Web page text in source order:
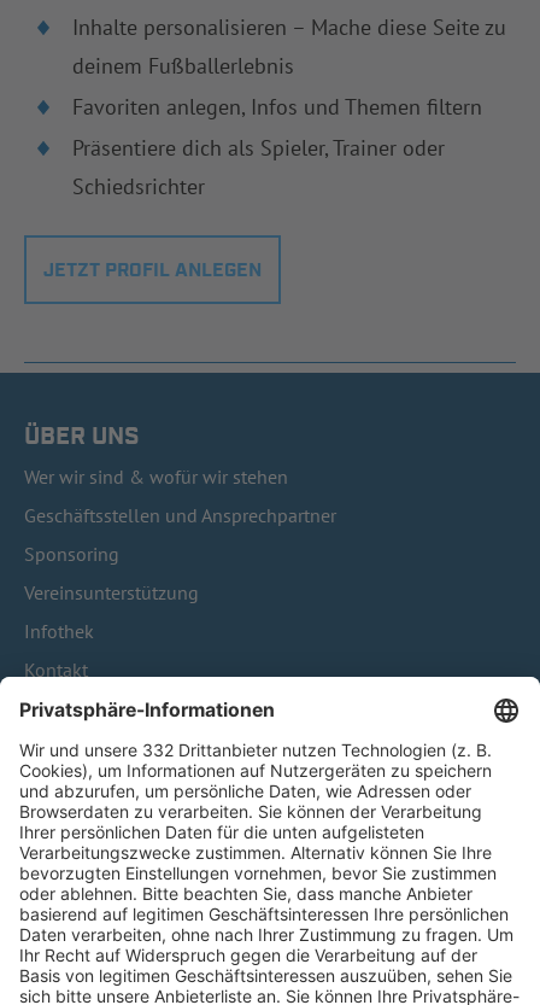
Inhalte personalisieren – Mache diese Seite zu
deinem Fußballerlebnis
Favoriten anlegen, Infos und Themen filtern
Präsentiere dich als Spieler, Trainer oder
Schiedsrichter
JETZT PROFIL ANLEGEN
ÜBER UNS
Wer wir sind & wofür wir stehen
Geschäftsstellen und Ansprechpartner
Sponsoring
Vereinsunterstützung
Infothek
Kontakt
HÄUFIG BESUCHTE SEITEN
Pässe und Vereinswechsel
Trainerausbildung
Schulungsangebot Vereinsmitarbeiter
BFV-Geschäftsstellen
Trainerbörse
Login SpielPlus